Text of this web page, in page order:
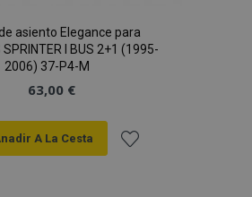
asiento Elegance para
SPRINTER I BUS 2+1 (1995-
2006) 37-P4-M
63,00 €
A La Cesta